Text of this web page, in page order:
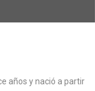
años y nació a partir